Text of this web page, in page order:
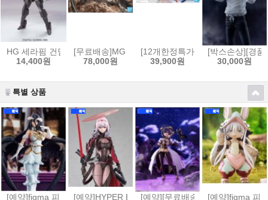
HG 세라핌 건담[4573102592354]
14,400원
[무료배송]MG 1/100 건담 발바토스 루프스
78,000원
[12개한정특가]HG 1/100 VF-19
39,900원
[박스손상][경
30,000원
특별 상품
[예약]figma 피그마 오버로드 - 알베도[4580828665569]
[예약]HYPER BODY 하이퍼 바디 승리의 여신 니케
[예약][무료배송]figma 피그마 마
[예약]figma 피